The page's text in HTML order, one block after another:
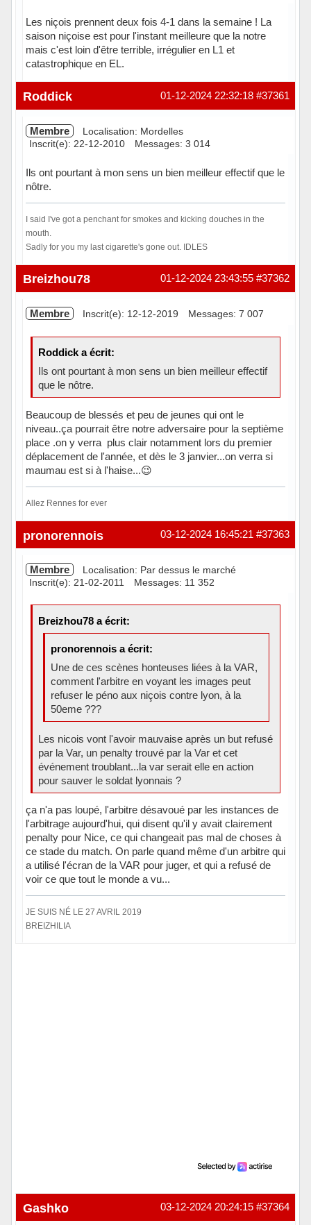
Les niçois prennent deux fois 4-1 dans la semaine ! La
saison niçoise est pour l'instant meilleure que la notre
mais c'est loin d'être terrible, irrégulier en L1 et
catastrophique en EL.
Hors ligne #37361
01-12-2024 22:32:18
Roddick
Membre
Localisation: Mordelles
Inscrit(e): 22-12-2010
Messages: 3 014
Ils ont pourtant à mon sens un bien meilleur effectif que le
nôtre.
I said I've got a penchant for smokes and kicking douches in the
mouth.
Sadly for you my last cigarette's gone out. IDLES
Hors ligne #37362
01-12-2024 23:43:55
Breizhou78
Membre Inscrit(e): 12-12-2019 Messages: 7 007
Roddick a écrit:
Ils ont pourtant à mon sens un bien meilleur effectif
que le nôtre.
Beaucoup de blessés et peu de jeunes qui ont le
niveau..ça pourrait être notre adversaire pour la septième
place .on y verra plus clair notamment lors du premier
déplacement de l'année, et dès le 3 janvier...on verra si
maumau est si à l'haise...😉
Allez Rennes for ever
Hors ligne #37363
03-12-2024 16:45:21
pronorennois
Membre
Localisation: Par dessus le marché
Inscrit(e): 21-02-2011
Messages: 11 352
Breizhou78 a écrit:
pronorennois a écrit:
Une de ces scènes honteuses liées à la VAR,
comment l'arbitre en voyant les images peut
refuser le péno aux niçois contre lyon, à la
50eme ???
Les nicois vont l'avoir mauvaise après un but refusé
par la Var, un penalty trouvé par la Var et cet
événement troublant...la var serait elle en action
pour sauver le soldat lyonnais ?
ça n'a pas loupé, l'arbitre désavoué par les instances de
l'arbitrage aujourd'hui, qui disent qu'il y avait clairement
penalty pour Nice, ce qui changeait pas mal de choses à
ce stade du match. On parle quand même d'un arbitre qui
a utilisé l'écran de la VAR pour juger, et qui a refusé de
voir ce que tout le monde a vu...
JE SUIS NÉ LE 27 AVRIL 2019
BREIZHILIA
#37364
03-12-2024 20:24:15
Gashko